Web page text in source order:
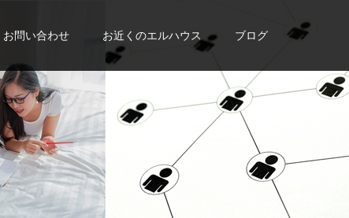
お問い合わせ お近くのエルハウス ブログ